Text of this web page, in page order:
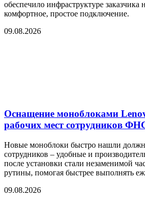
обеспечило инфраструктуре
комфортное, простое подключение.
09.08.2026
Оснащение моноблоками
рабочих мест сотрудников
Новые моноблоки быстро нашли
сотрудников – удобные и
после установки стали незаменимой
рутины, помогая быстрее выполнять
09.08.2026